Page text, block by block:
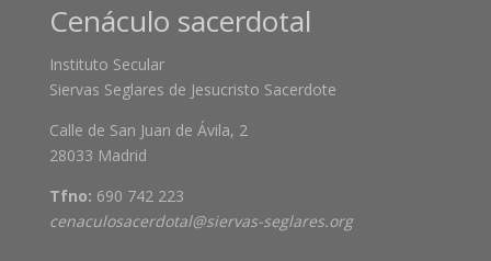
Cenáculo sacerdotal
Instituto Secular
Siervas Seglares de Jesucristo Sacerdote
Calle de San Juan de Ávila, 2
28033 Madrid
Tfno: 690 742 223
cenaculosacerdotal@siervas-seglares.org